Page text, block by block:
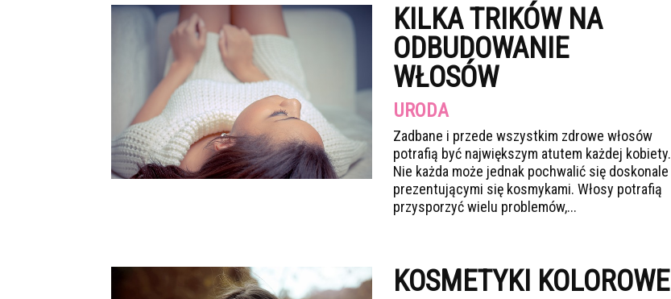
KILKA TRIKÓW NA
ODBUDOWANIE
WŁOSÓW
URODA
Zadbane i przede wszystkim zdrowe włosów
potrafią być największym atutem każdej kobiety.
Nie każda może jednak pochwalić się doskonale
prezentującymi się kosmykami. Włosy potrafią
przysporzyć wielu problemów,...
KOSMETYKI KOLOROWE